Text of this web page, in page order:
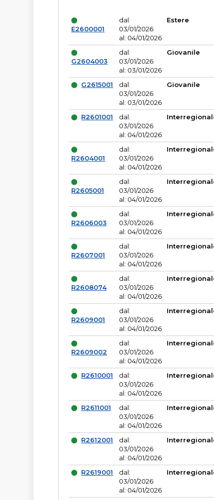
E2600001
dal:
03/01/2026
al: 04/01/2026
Estere
G2604003
dal:
03/01/2026
al: 03/01/2026
Giovanile
G2615001
dal:
03/01/2026
al: 03/01/2026
Giovanile
R2601001
dal:
03/01/2026
al: 04/01/2026
R2604001
dal:
03/01/2026
al: 04/01/2026
R2605001
dal:
03/01/2026
al: 04/01/2026
R2606003
dal:
03/01/2026
al: 04/01/2026
R2607001
dal:
03/01/2026
al: 04/01/2026
R2608074
dal:
03/01/2026
al: 04/01/2026
R2609001
dal:
03/01/2026
al: 04/01/2026
R2609002
dal:
03/01/2026
al: 04/01/2026
R2610001
dal:
03/01/2026
al: 04/01/2026
R2611001
dal:
03/01/2026
al: 04/01/2026
R2612001
dal:
03/01/2026
al: 04/01/2026
R2619001
dal:
03/01/2026
al: 04/01/2026